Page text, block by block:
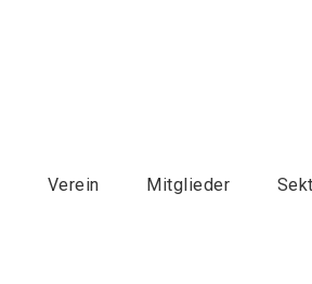
Verein Mitglieder